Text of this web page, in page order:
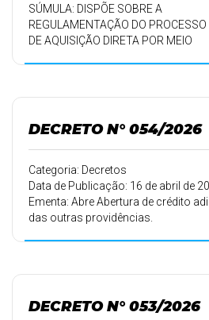
SÚMULA: DISPÕE SOBRE A
REGULAMENTAÇÃO DO PROCESSO
DE AQUISIÇÃO DIRETA POR MEIO
DECRETO N° 054/2026
Categoria: Decretos
Data de Publicação: 16 de abril de
Ementa: Abre Abertura de crédito
das outras providências.
DECRETO N° 053/2026